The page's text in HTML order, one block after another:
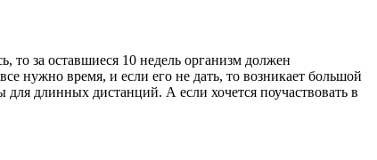
за оставшиеся 10 недель организм должен
нужно время, и если его не дать, то возникает большой
для длинных дистанций. А если хочется поучаствовать в